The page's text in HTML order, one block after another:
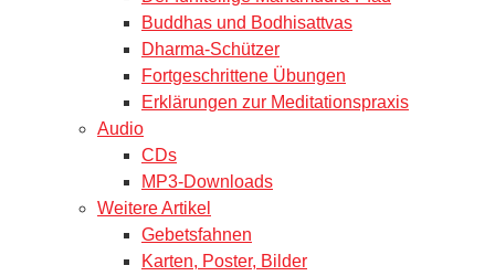
Buddhas und Bodhisattvas
Dharma-Schützer
Fortgeschrittene Übungen
Erklärungen zur Meditationspraxis
Audio
CDs
MP3-Downloads
Weitere Artikel
Gebetsfahnen
Karten, Poster, Bilder